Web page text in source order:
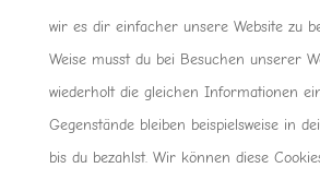
wir es dir einfacher unsere Website zu
Weise musst du bei Besuchen unserer
wiederholt die gleichen Informationen
Gegenstände bleiben beispielsweise in
bis du bezahlst. Wir können diese